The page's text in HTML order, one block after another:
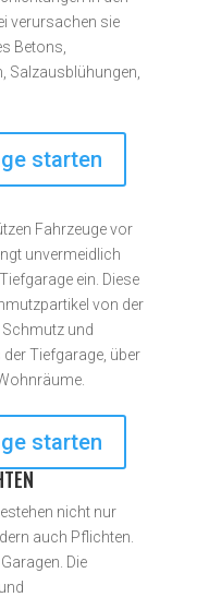
verursachen sie
Betons,
Salzausblühungen,
starten
Fahrzeuge vor
unvermeidlich
ein. Diese
von der
und
Tiefgarage, über
starten
nicht nur
auch Pflichten.
Die